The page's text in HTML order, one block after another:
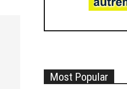
Most Popular